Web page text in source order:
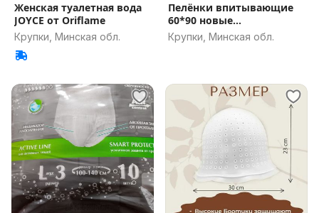
Женская туалетная вода
JOYCE от Oriflame
Крупки, Минская обл.
Пелёнки впитывающие
60*90 новые
одноразовые
Крупки, Минская обл.